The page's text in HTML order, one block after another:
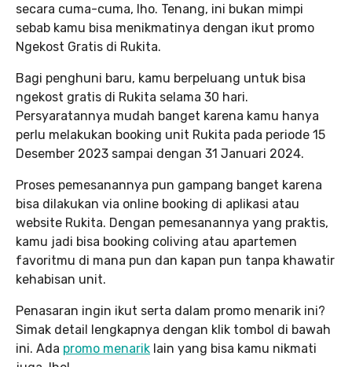
secara cuma-cuma, lho. Tenang, ini bukan mimpi
sebab kamu bisa menikmatinya dengan ikut promo
Ngekost Gratis di Rukita.
Bagi penghuni baru, kamu berpeluang untuk bisa
ngekost gratis di Rukita selama 30 hari.
Persyaratannya mudah banget karena kamu hanya
perlu melakukan booking unit Rukita pada periode 15
Desember 2023 sampai dengan 31 Januari 2024.
Proses pemesanannya pun gampang banget karena
bisa dilakukan via online booking di aplikasi atau
website Rukita. Dengan pemesanannya yang praktis,
kamu jadi bisa booking coliving atau apartemen
favoritmu di mana pun dan kapan pun tanpa khawatir
kehabisan unit.
Penasaran ingin ikut serta dalam promo menarik ini?
Simak detail lengkapnya dengan klik tombol di bawah
ini. Ada promo menarik lain yang bisa kamu nikmati